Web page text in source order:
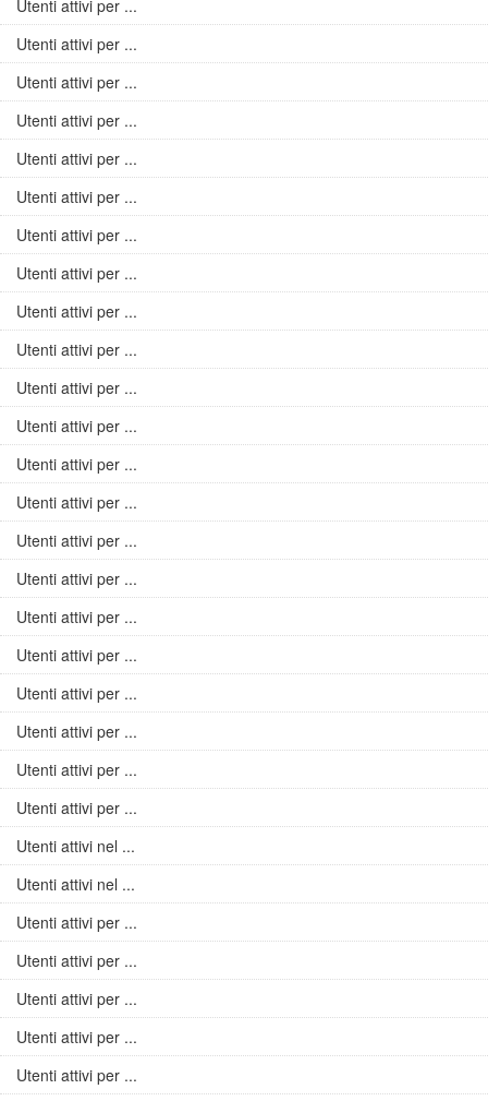
Utenti attivi per ...
Utenti attivi per ...
Utenti attivi per ...
Utenti attivi per ...
Utenti attivi per ...
Utenti attivi per ...
Utenti attivi per ...
Utenti attivi per ...
Utenti attivi per ...
Utenti attivi per ...
Utenti attivi per ...
Utenti attivi per ...
Utenti attivi per ...
Utenti attivi per ...
Utenti attivi per ...
Utenti attivi per ...
Utenti attivi per ...
Utenti attivi per ...
Utenti attivi per ...
Utenti attivi per ...
Utenti attivi per ...
Utenti attivi per ...
Utenti attivi nel ...
Utenti attivi nel ...
Utenti attivi per ...
Utenti attivi per ...
Utenti attivi per ...
Utenti attivi per ...
Utenti attivi per ...